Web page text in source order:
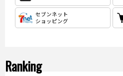
セブンネット
ショッピング
Ranking